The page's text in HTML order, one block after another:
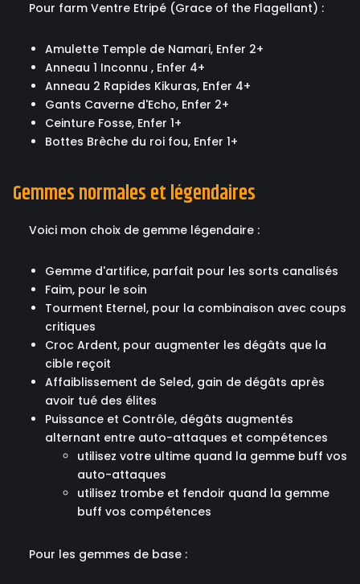
Pour farm Ventre Etripé (Grace of the Flagellant) :
Amulette Temple de Namari, Enfer 2+
Anneau 1 Inconnu , Enfer 4+
Anneau 2 Rapides Kikuras, Enfer 4+
Gants Caverne d'Echo, Enfer 2+
Ceinture Fosse, Enfer 1+
Bottes Brèche du roi fou, Enfer 1+
Gemmes normales et légendaires
Voici mon choix de gemme légendaire :
Gemme d'artifice, parfait pour les sorts canalisés
Faim, pour le soin
Tourment Eternel, pour la combinaison avec coups
critiques
Croc Ardent, pour augmenter les dégâts que la
cible reçoit
Affaiblissement de Seled, gain de dégâts après
avoir tué des élites
Puissance et Contrôle, dégâts augmentés
alternant entre auto-attaques et compétences
utilisez votre ultime quand la gemme buff vos
auto-attaques
utilisez trombe et fendoir quand la gemme
buff vos compétences
Pour les gemmes de base :